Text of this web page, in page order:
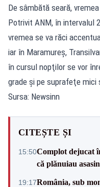
De sâmbătă seară,
Potrivit ANM, în intervalul
vremea se va răci
iar în Maramureş,
în cursul nopţilor se vor
grade şi pe suprafeţe mici
Sursa: Newsinn
CITEȘTE ȘI
15:50Complot dejucat
că plănuiau
19:17România, sub